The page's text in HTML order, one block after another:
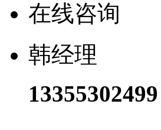
在线咨询
韩经理
13355302499